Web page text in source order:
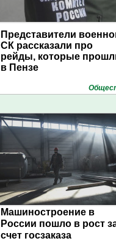
Представители
СК рассказали про
рейды, которые
в Пензе
Машиностроение в
России пошло в рост
счет госзаказа